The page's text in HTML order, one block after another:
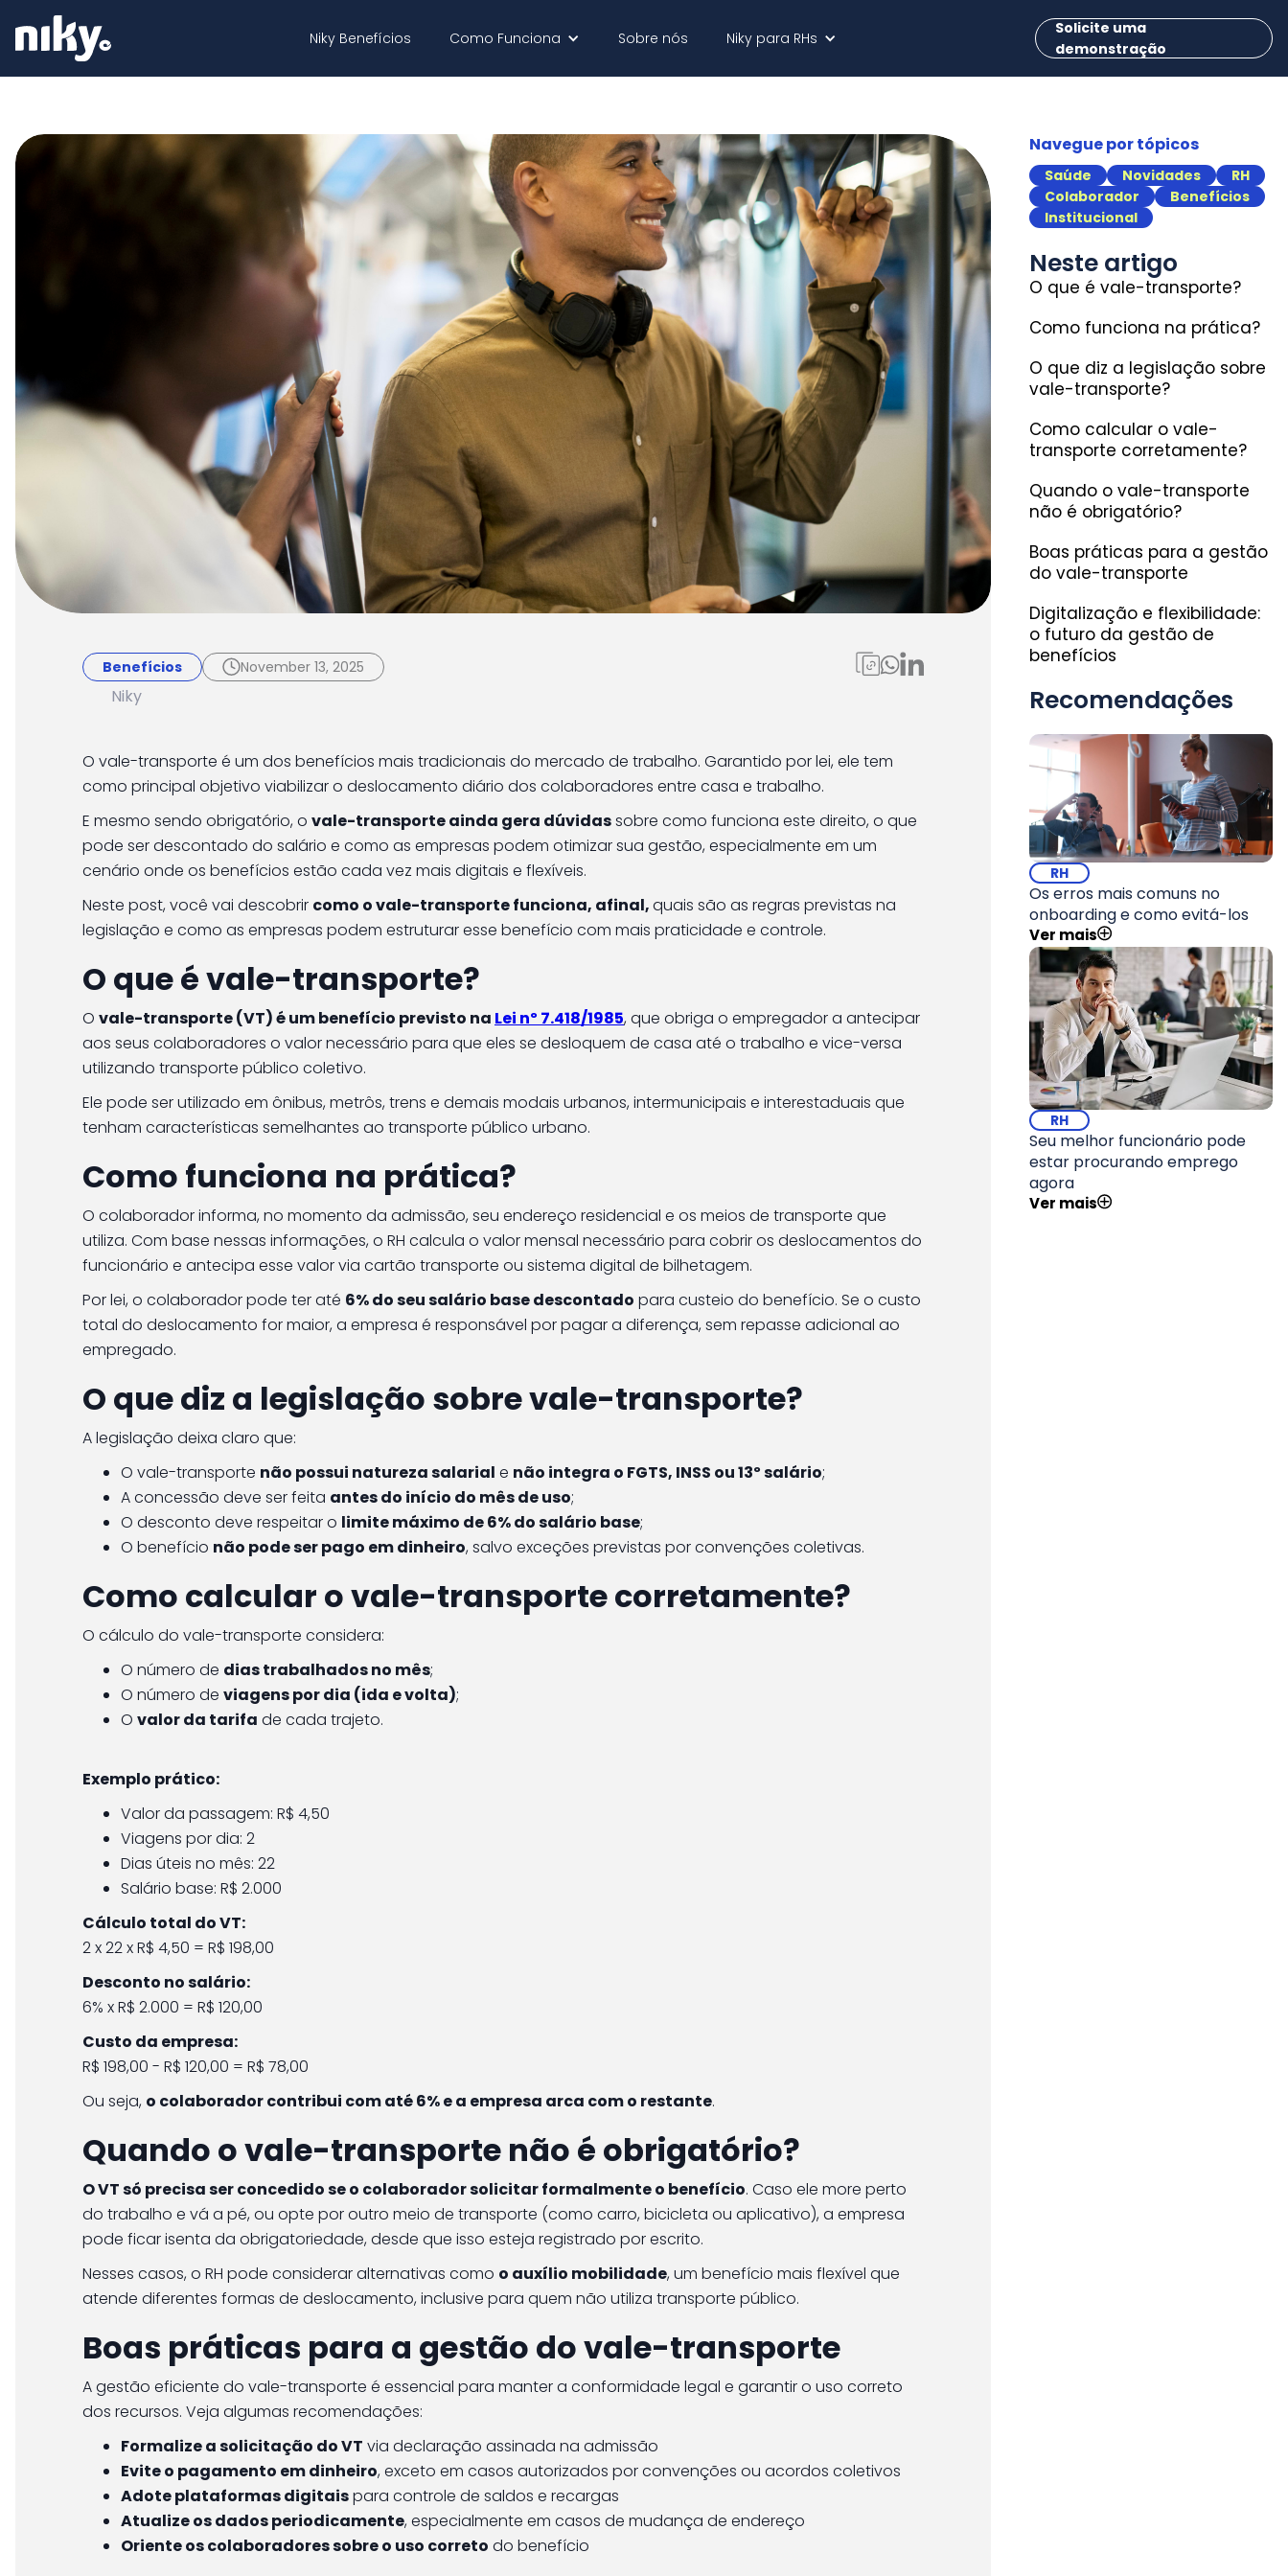
Niky Benefícios Como Funciona Sobre nós Niky para RHs
Solicite uma
demonstração
Vale-transporte nas empresas: como funciona,
regras e boas práticas
Benefícios November 13, 2025
Niky
O vale-transporte é um dos benefícios mais tradicionais do mercado de trabalho. Garantido por lei, ele tem
como principal objetivo viabilizar o deslocamento diário dos colaboradores entre casa e trabalho.
E mesmo sendo obrigatório, o vale-transporte ainda gera dúvidassobre como funciona este direito, o que
pode ser descontado do salário e como as empresas podem otimizar sua gestão, especialmente em um
cenário onde os benefícios estão cada vez mais digitais e flexíveis.
Neste post, você vai descobrir como o vale-transporte funciona, afinal,quais são as regras previstas na
legislação e como as empresas podem estruturar esse benefício com mais praticidade e controle.
O que é vale-transporte?
O vale-transporte (VT) é um benefício previsto na Lei nº 7.418/1985, que obriga o empregador a antecipar
aos seus colaboradores o valor necessário para que eles se desloquem de casa até o trabalho e vice-versa
utilizando transporte público coletivo.
Ele pode ser utilizado em ônibus, metrôs, trens e demais modais urbanos, intermunicipais e interestaduais que
tenham características semelhantes ao transporte público urbano.
Como funciona na prática?
O colaborador informa, no momento da admissão, seu endereço residencial e os meios de transporte que
utiliza. Com base nessas informações, o RH calcula o valor mensal necessário para cobrir os deslocamentos do
funcionário e antecipa esse valor via cartão transporte ou sistema digital de bilhetagem.
Por lei, o colaborador pode ter até 6% do seu salário base descontado para custeio do benefício. Se o custo
total do deslocamento for maior, a empresa é responsável por pagar a diferença, sem repasse adicional ao
empregado.
O que diz a legislação sobre vale-transporte?
A legislação deixa claro que:
O vale-transporte não possui natureza salarial e não integra o FGTS, INSS ou 13º salário;
A concessão deve ser feita antes do início do mês de uso;
O desconto deve respeitar o limite máximo de 6% do salário base;
O benefício não pode ser pago em dinheiro, salvo exceções previstas por convenções coletivas.
Como calcular o vale-transporte corretamente?
O cálculo do vale-transporte considera:
O número de dias trabalhados no mês;
O número de viagens por dia (ida e volta);
O valor da tarifa de cada trajeto.
Exemplo prático:
Valor da passagem: R$ 4,50
Viagens por dia: 2
Dias úteis no mês: 22
Salário base: R$ 2.000
Cálculo total do VT:
2 x 22 x R$ 4,50 = R$ 198,00
Desconto no salário:
6% x R$ 2.000 = R$ 120,00
Custo da empresa:
R$ 198,00 - R$ 120,00 = R$ 78,00
Ou seja, o colaborador contribui com até 6% e a empresa arca com o restante.
Quando o vale-transporte não é obrigatório?
O VT só precisa ser concedido se o colaborador solicitar formalmente o benefício. Caso ele more perto
do trabalho e vá a pé, ou opte por outro meio de transporte (como carro, bicicleta ou aplicativo), a empresa
pode ficar isenta da obrigatoriedade, desde que isso esteja registrado por escrito.
Nesses casos, o RH pode considerar alternativas como o auxílio mobilidade, um benefício mais flexível que
atende diferentes formas de deslocamento, inclusive para quem não utiliza transporte público.
Boas práticas para a gestão do vale-transporte
A gestão eficiente do vale-transporte é essencial para manter a conformidade legal e garantir o uso correto
dos recursos. Veja algumas recomendações:
Formalize a solicitação do VT via declaração assinada na admissão
Evite o pagamento em dinheiro, exceto em casos autorizados por convenções ou acordos coletivos
Adote plataformas digitaispara controle de saldos e recargas
Atualize os dados periodicamente, especialmente em casos de mudança de endereço
Oriente os colaboradores sobre o uso correto do benefício
Navegue por tópicos
Saúde Novidades
RH
Colaborador
Benefícios
Institucional
Neste artigo
O que é vale-transporte?
Como funciona na prática?
O que diz a legislação sobre
vale-transporte?
Como calcular o vale-
transporte corretamente?
Quando o vale-transporte
não é obrigatório?
Boas práticas para a gestão
do vale-transporte
Digitalização e flexibilidade:
o futuro da gestão de
benefícios
Recomendações
RH
Os erros mais comuns no
onboarding e como evitá-los
Ver mais
RH
Seu melhor funcionário pode
estar procurando emprego
agora
Ver mais